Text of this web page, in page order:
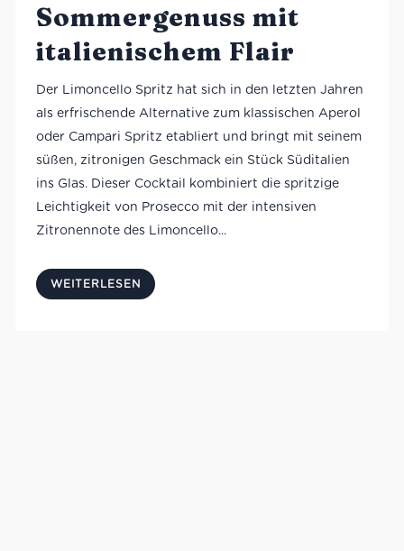
Sommergenuss mit
italienischem Flair
Der Limoncello Spritz hat sich in den letzten Jahren
als erfrischende Alternative zum klassischen Aperol
oder Campari Spritz etabliert und bringt mit seinem
süßen, zitronigen Geschmack ein Stück Süditalien
ins Glas. Dieser Cocktail kombiniert die spritzige
Leichtigkeit von Prosecco mit der intensiven
Zitronennote des Limoncello...
WEITERLESEN